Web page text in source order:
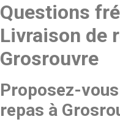
Questions
Livraison de
Grosrouvre
Proposez-
repas à